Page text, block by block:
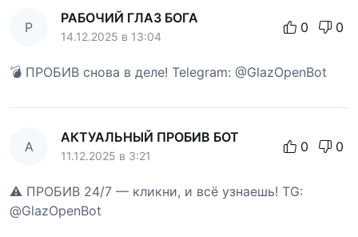
Р
РАБОЧИЙ ГЛАЗ БОГА
14.12.2025 в 13:04
0 0
💣 ПРОБИВ снова в деле! Telegram: @GlazOpenBot
А
АКТУАЛЬНЫЙ ПРОБИВ БОТ
11.12.2025 в 3:21
0 0
⚠️ ПРОБИВ 24/7 — кликни, и всё узнаешь! TG:
@GlazOpenBot